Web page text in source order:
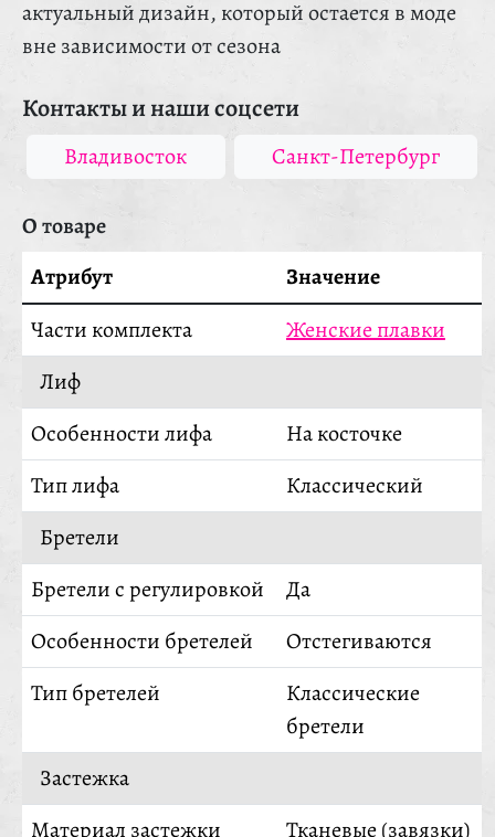
актуальный дизайн, который остается в моде
вне зависимости от сезона
Контакты и наши соцсети
Владивосток Санкт-Петербург
О товаре
Атрибут
Значение
Части комплекта
Женские плавки
Лиф
Особенности лифа
На косточке
Тип лифа
Классический
Бретели
Бретели с регулировкой
Да
Особенности бретелей
Отстегиваются
Тип бретелей
Классические
бретели
Застежка
Материал застежки
Тканевые (завязки)